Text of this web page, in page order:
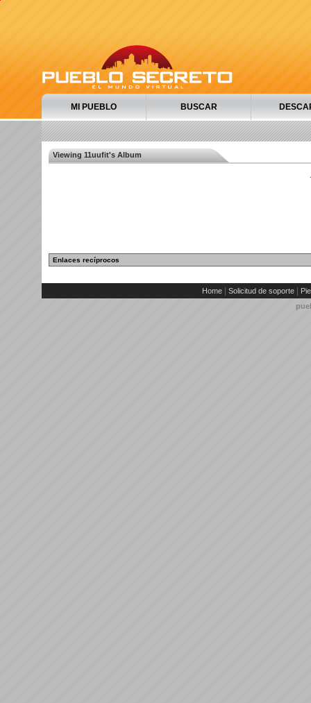
MI PUEBLO BUSCAR
Viewing 11uufit's Album
Enlaces recíprocos
Home Solicitud de soporte